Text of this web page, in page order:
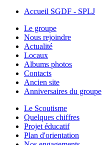
Accueil SGDF - SPLJ
Le groupe
Nous rejoindre
Actualité
Locaux
Albums photos
Contacts
Ancien site
Anniversaires du groupe
Le Scoutisme
Quelques chiffres
Projet éducatif
Plan d'orientation